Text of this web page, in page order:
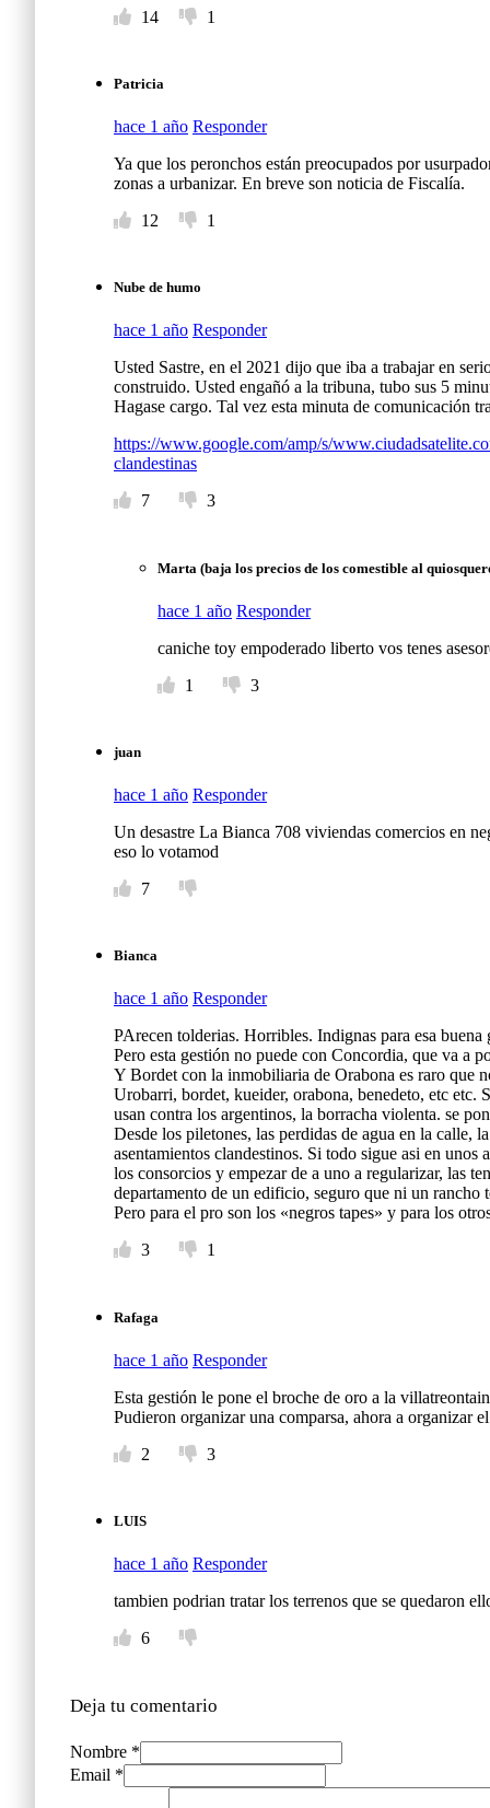
14 1
Patricia
hace 1 año Responder
Ya que los peronchos están preocupados por
zonas a urbanizar. En breve son noticia de Fiscalía.
12
1
Nube de humo
hace 1 año Responder
Usted Sastre, en el 2021 dijo que iba a trabajar en
construido. Usted engañó a la tribuna, tubo sus 5
Hagase cargo. Tal vez esta minuta de comunicación
https://www.google.com/amp/s/
clandestinas
7
3
Marta (baja los precios de los comestible al
hace 1 año Responder
caniche toy empoderado liberto vos tenes
1
3
juan
hace 1 año Responder
Un desastre La Bianca 708 viviendas comercios en
eso lo votamod
7
Bianca
hace 1 año Responder
PArecen tolderias. Horribles. Indignas para esa
Pero esta gestión no puede con Concordia, que va a
Y Bordet con la inmobiliaria de Orabona es raro que
Urobarri, bordet, kueider, orabona, benedeto, etc
usan contra los argentinos, la borracha violenta. se
Desde los piletones, las perdidas de agua en la calle,
asentamientos clandestinos. Si todo sigue asi en
los consorcios y empezar de a uno a regularizar, las
departamento de un edificio, seguro que ni un rancho
Pero para el pro son los «negros tapes» y para los
3
1
Rafaga
hace 1 año Responder
Esta gestión le pone el broche de oro a la
Pudieron organizar una comparsa, ahora a organizar
2
3
LUIS
hace 1 año Responder
tambien podrian tratar los terrenos que se quedaron
6
Deja tu comentario
Nombre *
Email *